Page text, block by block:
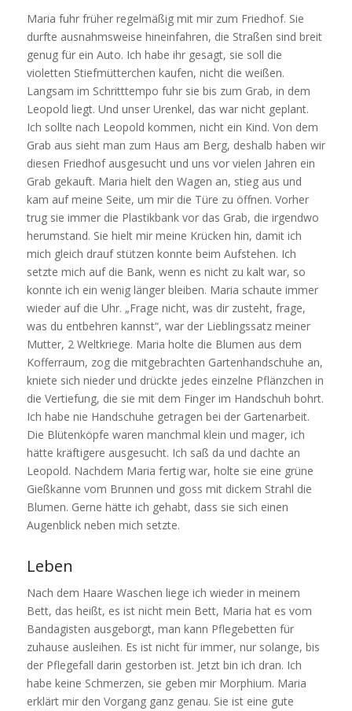
Maria fuhr früher regelmäßig mit mir zum Friedhof. Sie
durfte ausnahmsweise hineinfahren, die Straßen sind breit
genug für ein Auto. Ich habe ihr gesagt, sie soll die
violetten Stiefmütterchen kaufen, nicht die weißen.
Langsam im Schritttempo fuhr sie bis zum Grab, in dem
Leopold liegt. Und unser Urenkel, das war nicht geplant.
Ich sollte nach Leopold kommen, nicht ein Kind. Von dem
Grab aus sieht man zum Haus am Berg, deshalb haben wir
diesen Friedhof ausgesucht und uns vor vielen Jahren ein
Grab gekauft. Maria hielt den Wagen an, stieg aus und
kam auf meine Seite, um mir die Türe zu öffnen. Vorher
trug sie immer die Plastikbank vor das Grab, die irgendwo
herumstand. Sie hielt mir meine Krücken hin, damit ich
mich gleich drauf stützen konnte beim Aufstehen. Ich
setzte mich auf die Bank, wenn es nicht zu kalt war, so
konnte ich ein wenig länger bleiben. Maria schaute immer
wieder auf die Uhr. „Frage nicht, was dir zusteht, frage,
was du entbehren kannst“, war der Lieblingssatz meiner
Mutter, 2 Weltkriege. Maria holte die Blumen aus dem
Kofferraum, zog die mitgebrachten Gartenhandschuhe an,
kniete sich nieder und drückte jedes einzelne Pflänzchen in
die Vertiefung, die sie mit dem Finger im Handschuh bohrt.
Ich habe nie Handschuhe getragen bei der Gartenarbeit.
Die Blütenköpfe waren manchmal klein und mager, ich
hätte kräftigere ausgesucht. Ich saß da und dachte an
Leopold. Nachdem Maria fertig war, holte sie eine grüne
Gießkanne vom Brunnen und goss mit dickem Strahl die
Blumen. Gerne hätte ich gehabt, dass sie sich einen
Augenblick neben mich setzte.
Leben
Nach dem Haare Waschen liege ich wieder in meinem
Bett, das heißt, es ist nicht mein Bett, Maria hat es vom
Bandagisten ausgeborgt, man kann Pflegebetten für
zuhause ausleihen. Es ist nicht für immer, nur solange, bis
der Pflegefall darin gestorben ist. Jetzt bin ich dran. Ich
habe keine Schmerzen, sie geben mir Morphium. Maria
erklärt mir den Vorgang ganz genau. Sie ist eine gute